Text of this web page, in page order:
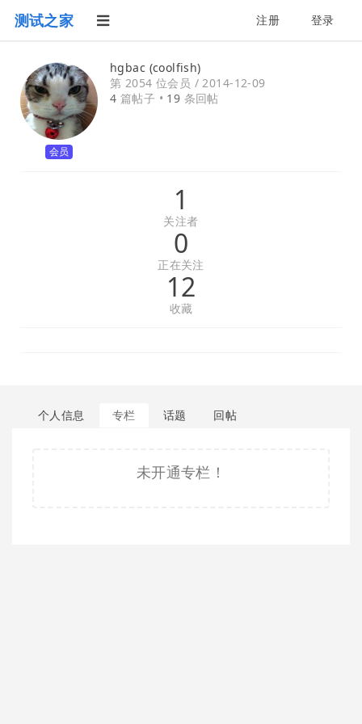
测试之家 注册 登录
会员
hgbac (coolfish)
第 2054 位会员 /2014-12-09
4 篇帖子 • 19 条回帖
1
关注者
0
正在关注
12
收藏
个人信息 专栏 话题 回帖
未开通专栏！